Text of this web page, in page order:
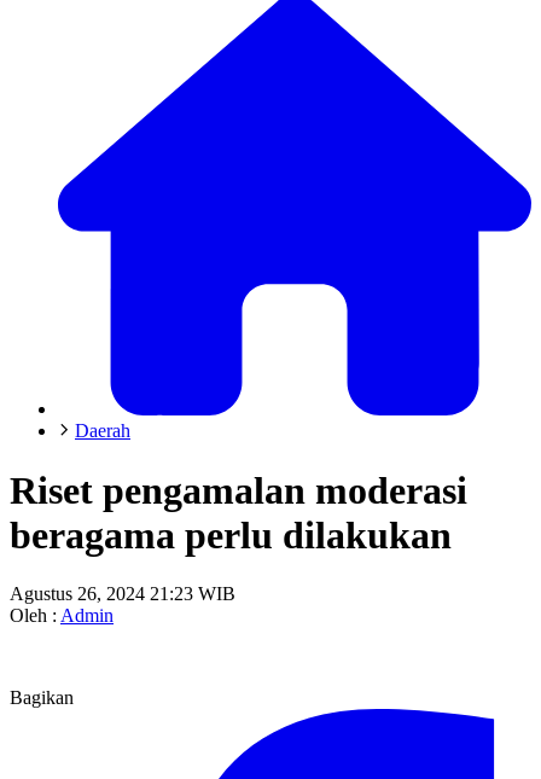
Daerah
Riset pengamalan moderasi
beragama perlu dilakukan
Agustus 26, 2024 21:23 WIB
Oleh : Admin
Bagikan